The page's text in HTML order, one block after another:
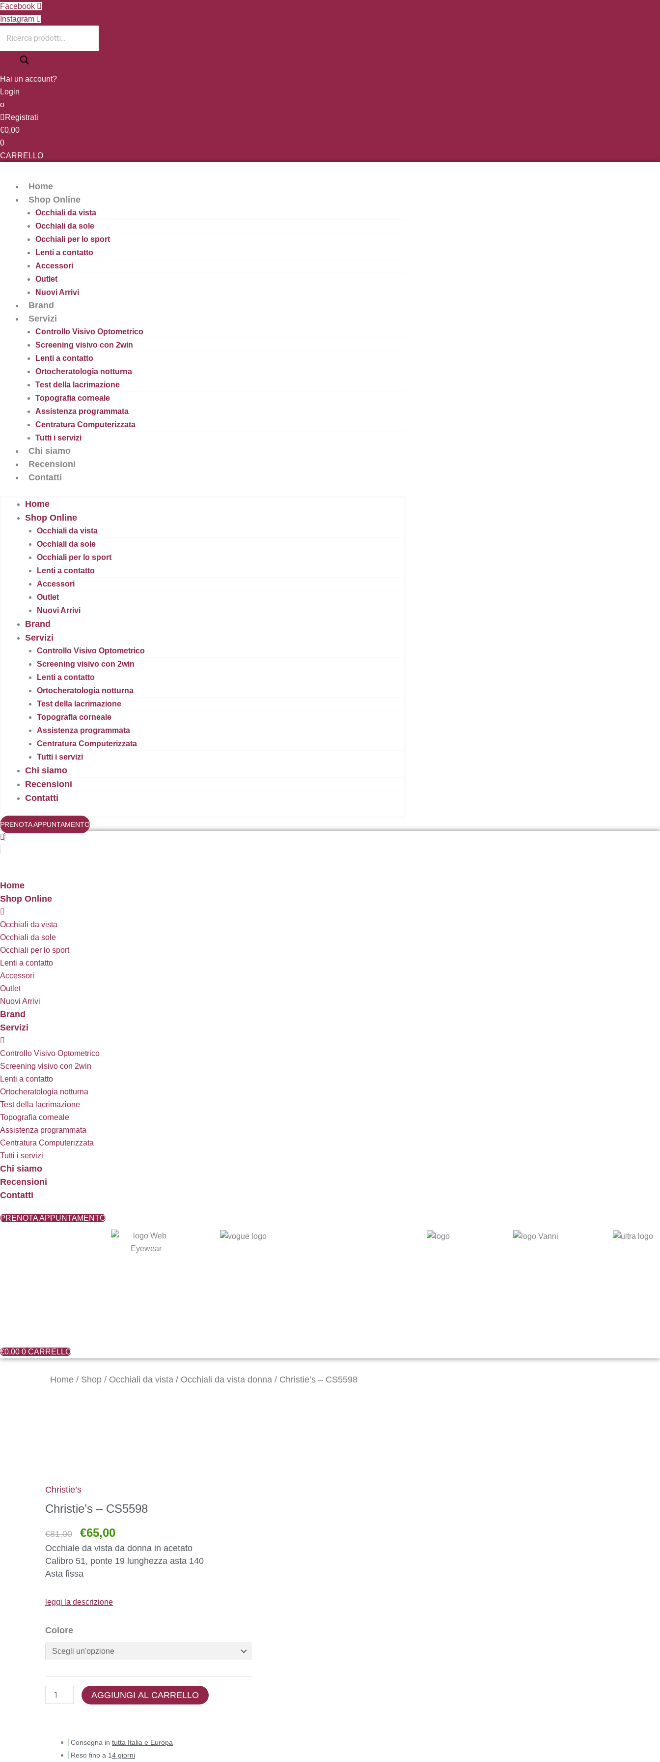
Vai
al
Facebook
Instagram
Products
search
Hai un account?
Login
o
Registrati
€0,00
0
CARRELLO
Home
Shop Online
Occhiali da vista
Occhiali da sole
Occhiali per lo sport
Lenti a contatto
Accessori
Outlet
Nuovi Arrivi
Brand
Servizi
Controllo Visivo Optometrico
Screening visivo con 2win
Lenti a contatto
Ortocheratologia notturna
Test della lacrimazione
Topografia corneale
Assistenza programmata
Centratura Computerizzata
Tutti i servizi
Chi siamo
Recensioni
Contatti
Home
Shop Online
Occhiali da vista
Occhiali da sole
Occhiali per lo sport
Lenti a contatto
Accessori
Outlet
Nuovi Arrivi
Brand
Servizi
Controllo Visivo Optometrico
Screening visivo con 2win
Lenti a contatto
Ortocheratologia notturna
Test della lacrimazione
Topografia corneale
Assistenza programmata
Centratura Computerizzata
Tutti i servizi
Chi siamo
Recensioni
Contatti
PRENOTA APPUNTAMENTO
Home
Shop Online
Occhiali da vista
Occhiali da sole
Occhiali per lo sport
Lenti a contatto
Accessori
Outlet
Nuovi Arrivi
Brand
Servizi
Controllo Visivo Optometrico
Screening visivo con 2win
Lenti a contatto
Ortocheratologia notturna
Test della lacrimazione
Topografia corneale
Assistenza programmata
Centratura Computerizzata
Tutti i servizi
Chi siamo
Recensioni
Contatti
PRENOTA APPUNTAMENTO
€0,00 0 CARRELLO
Home / Shop / Occhiali da vista / Occhiali da vista donna / Christie’s – CS5598
Christie’s
Christie’s – CS5598
€81,00
prezzo
€65,00
prezzo
Occhiale da vista da donna in acetato
Calibro 51, ponte 19 lunghezza asta 140
Asta fissa
leggi la descrizione
Colore
AGGIUNGI AL CARRELLO
Consegna in tutta Italia e Europa
Reso fino a 14 giorni